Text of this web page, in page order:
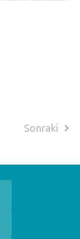
Sonraki